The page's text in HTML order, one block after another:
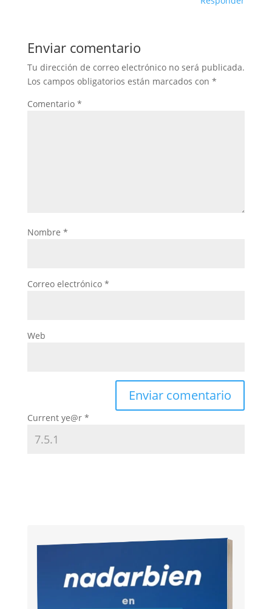
Enviar comentario
Tu dirección de correo electrónico no será publicada.
Los campos obligatorios están marcados con *
Comentario *
Nombre *
Correo electrónico *
Web
Current ye@r *